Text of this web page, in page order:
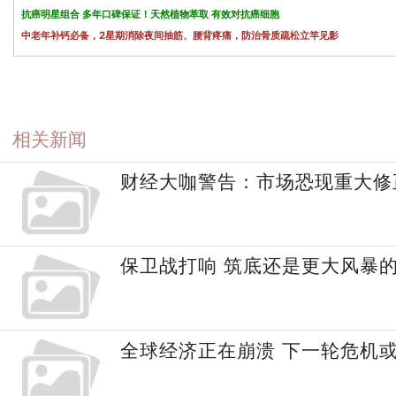
抗癌明星组合 多年口碑保证！天然植物萃取 有效对抗癌细胞
中老年补钙必备，2星期消除夜间抽筋、腰背疼痛，防治骨质疏松立竿见影
相关新闻
财经大咖警告：市场恐现重大
保卫战打响 筑底还是更大风暴
全球经济正在崩溃 下一轮危机